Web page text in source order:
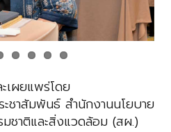
เผยแพร่โดย
ะชาสัมพันธ์ สำนักงานนโยบาย
ชาติและสิ่งแวดล้อม (สผ.)